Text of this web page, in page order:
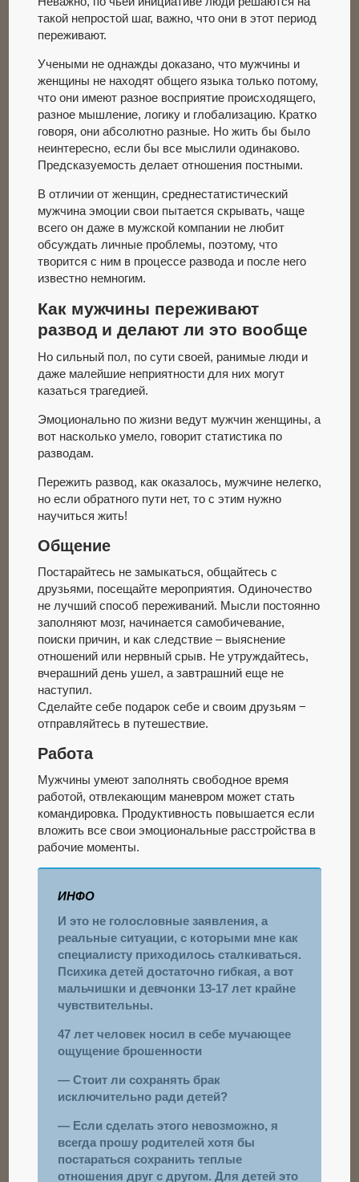
такой непростой шаг, важно, что они в этот период
переживают.
Учеными не однажды доказано, что мужчины и
женщины не находят общего языка только потому,
что они имеют разное восприятие происходящего,
разное мышление, логику и глобализацию. Кратко
говоря, они абсолютно разные. Но жить бы было
неинтересно, если бы все мыслили одинаково.
Предсказуемость делает отношения постными.
В отличии от женщин, среднестатистический
мужчина эмоции свои пытается скрывать, чаще
всего он даже в мужской компании не любит
обсуждать личные проблемы, поэтому, что
творится с ним в процессе развода и после него
известно немногим.
Как мужчины переживают
развод и делают ли это вообще
Но сильный пол, по сути своей, ранимые люди и
даже малейшие неприятности для них могут
казаться трагедией.
Эмоционально по жизни ведут мужчин женщины, а
вот насколько умело, говорит статистика по
разводам.
Пережить развод, как оказалось, мужчине нелегко,
но если обратного пути нет, то с этим нужно
научиться жить!
Общение
Постарайтесь не замыкаться, общайтесь с
друзьями, посещайте мероприятия. Одиночество
не лучший способ переживаний. Мысли постоянно
заполняют мозг, начинается самобичевание,
поиски причин, и как следствие – выяснение
отношений или нервный срыв. Не утруждайтесь,
вчерашний день ушел, а завтрашний еще не
наступил.
Сделайте себе подарок себе и своим друзьям −
отправляйтесь в путешествие.
Работа
Мужчины умеют заполнять свободное время
работой, отвлекающим маневром может стать
командировка. Продуктивность повышается если
вложить все свои эмоциональные расстройства в
рабочие моменты.
ИНФО
И это не голословные заявления, а
реальные ситуации, с которыми мне как
специалисту приходилось сталкиваться.
Психика детей достаточно гибкая, а вот
мальчишки и девчонки 13-17 лет крайне
чувствительны.
47 лет человек носил в себе мучающее
ощущение брошенности
— Стоит ли сохранять брак
исключительно ради детей?
— Если сделать этого невозможно, я
всегда прошу родителей хотя бы
постараться сохранить теплые
отношения друг с другом. Для детей это